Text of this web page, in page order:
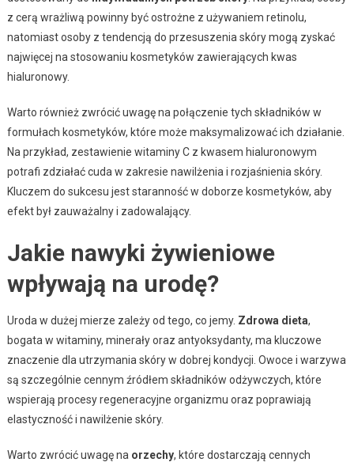
z cerą wrażliwą powinny być ostrożne z używaniem retinolu,
natomiast osoby z tendencją do przesuszenia skóry mogą zyskać
najwięcej na stosowaniu kosmetyków zawierających kwas
hialuronowy.
Warto również zwrócić uwagę na połączenie tych składników w
formułach kosmetyków, które może maksymalizować ich działanie.
Na przykład, zestawienie witaminy C z kwasem hialuronowym
potrafi zdziałać cuda w zakresie nawilżenia i rozjaśnienia skóry.
Kluczem do sukcesu jest staranność w doborze kosmetyków, aby
efekt był zauważalny i zadowalający.
Jakie nawyki żywieniowe
wpływają na urodę?
Uroda w dużej mierze zależy od tego, co jemy. Zdrowa dieta,
bogata w witaminy, minerały oraz antyoksydanty, ma kluczowe
znaczenie dla utrzymania skóry w dobrej kondycji. Owoce i warzywa
są szczególnie cennym źródłem składników odżywczych, które
wspierają procesy regeneracyjne organizmu oraz poprawiają
elastyczność i nawilżenie skóry.
Warto zwrócić uwagę na orzechy, które dostarczają cennych